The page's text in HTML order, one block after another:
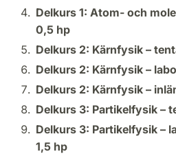
Delkurs 1: Atom- och
0,5 hp
Delkurs 2: Kärnfysik –
Delkurs 2: Kärnfysik –
Delkurs 2: Kärnfysik –
Delkurs 3: Partikelfysik –
Delkurs 3: Partikelfysik –
1,5 hp